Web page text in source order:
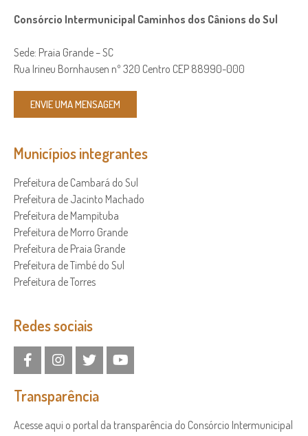
Consórcio Intermunicipal Caminhos dos Cânions do Sul
Sede: Praia Grande – SC
Rua Irineu Bornhausen nº 320 Centro CEP 88990-000
ENVIE UMA MENSAGEM
Municípios integrantes
Prefeitura de Cambará do Sul
Prefeitura de Jacinto Machado
Prefeitura de Mampituba
Prefeitura de Morro Grande
Prefeitura de Praia Grande
Prefeitura de Timbé do Sul
Prefeitura de Torres
Redes sociais
Transparência
Acesse aqui o portal da transparência do Consórcio Intermunicipal